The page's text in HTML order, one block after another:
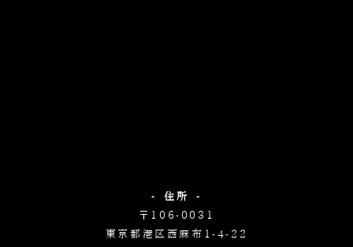
- 住所 -
〒106-0031
東京都港区西麻布1-4-22